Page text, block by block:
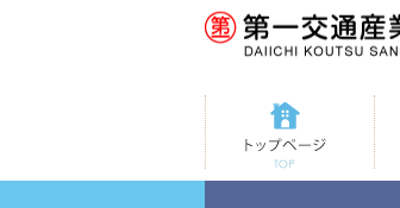
トップページ